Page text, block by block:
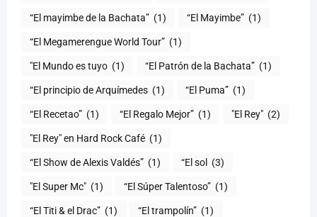
“El mayimbe de la Bachata” (1) “El Mayimbe” (1)
“El Megamerengue World Tour” (1)
"El Mundo es tuyo (1) “El Patrón de la Bachata” (1)
“El principio de Arquímedes (1) “El Puma” (1)
“El Recetao” (1) “El Regalo Mejor” (1) "El Rey" (2)
"El Rey" en Hard Rock Café (1)
“El Show de Alexis Valdés” (1) “El sol (3)
"El Super Mc" (1) (1)
“El Titi & el Drac” (1) “El trampolín” (1)